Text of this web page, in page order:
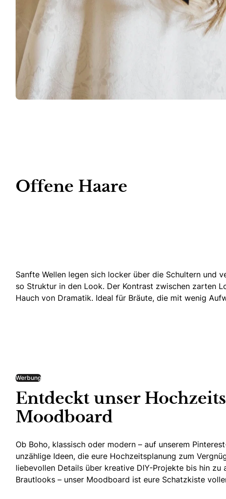
Offene Haare
Sanfte Wellen legen sich locker über die Schultern und
so Struktur in den Look. Der Kontrast zwischen zarten
Hauch von Dramatik. Ideal für Bräute, die mit wenig
Werbung
Entdeckt unser
Moodboard
Ob Boho, klassisch oder modern – auf unserem
unzählige Ideen, die eure Hochzeitsplanung zum
liebevollen Details über kreative DIY-Projekte bis hin zu
Brautlooks – unser Moodboard ist eure Schatzkiste